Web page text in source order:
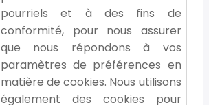
pourriels et à des fins de
conformité, pour nous assurer
que nous répondons à vos
paramètres de préférences en
matière de cookies. Nous utilisons
également des cookies pour